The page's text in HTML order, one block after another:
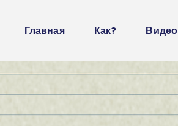
Главная Как? Видео